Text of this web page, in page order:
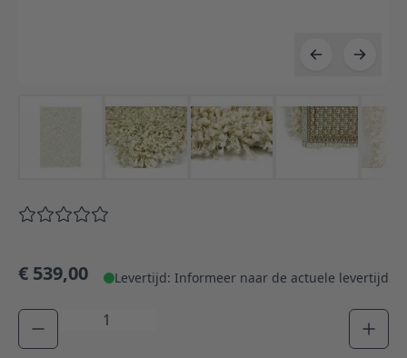
€ 539,00 Levertijd: Informeer naar de actuele levertijd
Aantal